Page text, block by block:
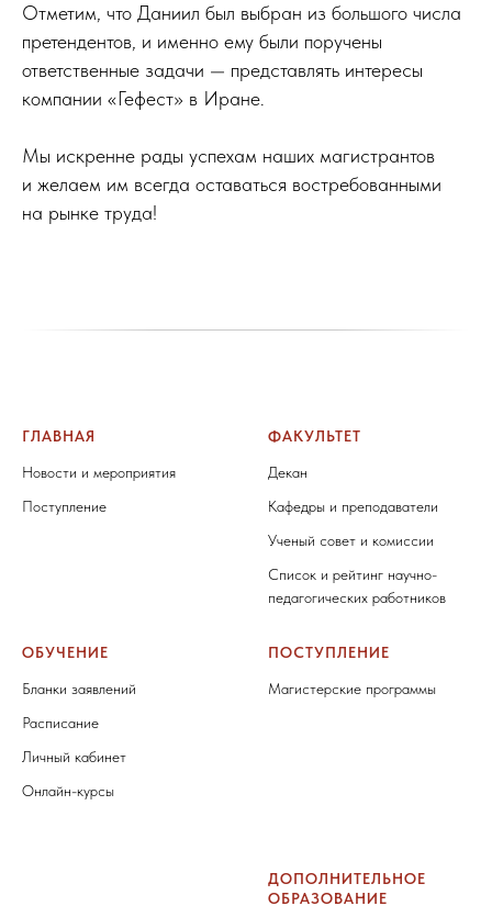
Отметим, что Даниил был выбран из большого числа
претендентов, и именно ему были поручены
ответственные задачи — представлять интересы
компании «Гефест» в Иране.
Мы искренне рады успехам наших магистрантов
и желаем им всегда оставаться востребованными
на рынке труда!
ГЛАВНАЯ
Новости и мероприятия
Поступление
ФАКУЛЬТЕТ
Декан
Кафедры и преподаватели
Ученый совет и комиссии
Список и рейтинг научно-
педагогических работников
ОБУЧЕНИЕ
Бланки заявлений
Расписание
Личный кабинет
Онлайн-курсы
ПОСТУПЛЕНИЕ
Магистерские программы
ДОПОЛНИТЕЛЬНОЕ
ОБРАЗОВАНИЕ